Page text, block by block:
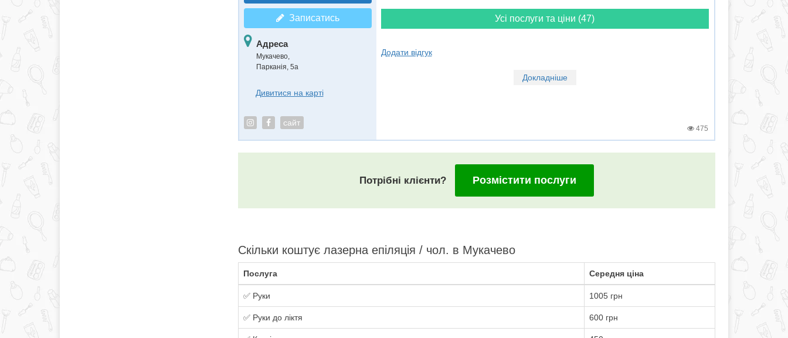
Записатись
Адреса
Мукачево,
Парканія, 5а
Дивитися на карті
сайт
Усі послуги та ціни (47)
Додати відгук
Докладніше
475
Потрібні клієнти? Розмістити послуги
Скільки коштує лазерна епіляція / чол. в Мукачево
Послуга Середня ціна
✅ Руки 1005 грн
✅ Руки до ліктя 600 грн